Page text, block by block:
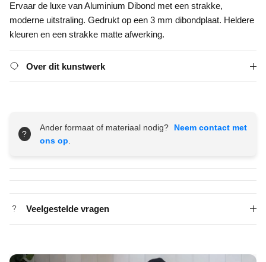
Ervaar de luxe van Aluminium Dibond met een strakke,
moderne uitstraling. Gedrukt op een 3 mm dibondplaat. Heldere
kleuren en een strakke matte afwerking.
Over dit kunstwerk
?
Ander formaat of materiaal nodig?
Neem contact met
ons op.
Veelgestelde vragen